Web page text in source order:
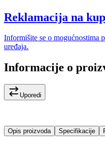
Reklamacija na
Informišite se o mogućnostima
uređaja.
Informacije o
Uporedi
Opis proizvoda Specifikacije